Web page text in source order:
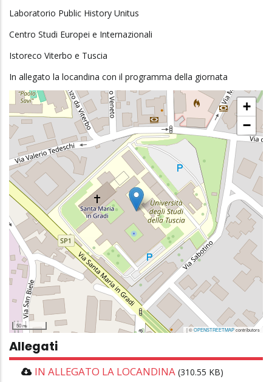
Laboratorio Public History Unitus
Centro Studi Europei e Internazionali
Istoreco Viterbo e Tuscia
In allegato la locandina con il programma della giornata
+
−
50 m
| ©OPENSTREETMAPcontributors
Allegati
IN ALLEGATO LA LOCANDINA (310.55 KB)